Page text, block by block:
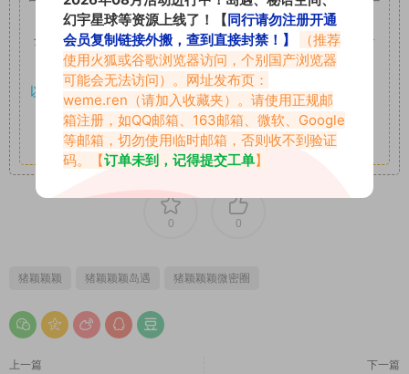
如果遇到付费才可获取的素材，建议升级对应的VIP。
全站付费素材可提供补档服务“均有备份”， 素材以主流网盘分
享。
以7z、7z分卷格式压缩，解压应下载对应的软件操作，
7-zip；安卓：zarchiver；苹果：解压专家
其它更多疑问请查看站内帮助中心！
0 0
猪颖颖颖 猪颖颖颖岛遇 猪颖颖颖微密圈
上一篇 下一篇
幻宇星球等资源上线了！【同行请勿注册开通
会员复制链接外搬，查到直接封禁！】
（推荐
使用火狐或谷歌浏览器访问，个别国产浏览器
可能会无法访问）。网址发布页：
weme.ren （请加入收藏夹）。请使用正规邮
箱注册，如QQ邮箱、163邮箱、微软、Google
等邮箱，切勿使用临时邮箱，否则收不到验证
码。【订单未到，记得提交工单】